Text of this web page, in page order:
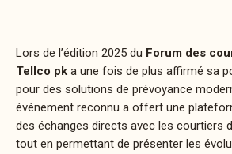
Lors de l’édition 2025 du Forum des
Tellco pk a une fois de plus affirmé sa
pour des solutions de prévoyance
événement reconnu a offert une
des échanges directs avec les courtiers
tout en permettant de présenter les